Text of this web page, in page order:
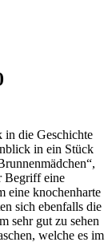
in die Geschichte
in ein Stück
Begriff eine
eine knochenharte
sich ebenfalls die
sehr gut zu sehen
welche es im